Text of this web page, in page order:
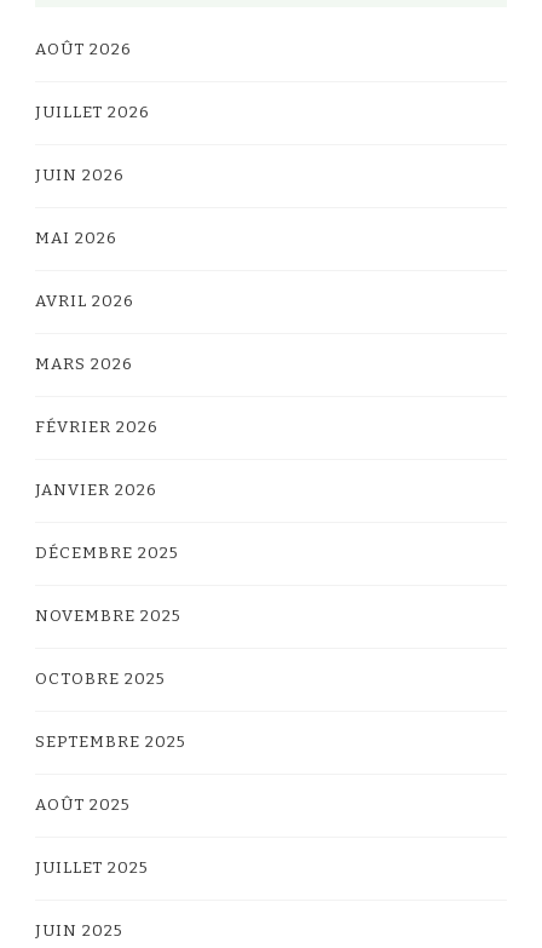
AOÛT 2026
JUILLET 2026
JUIN 2026
MAI 2026
AVRIL 2026
MARS 2026
FÉVRIER 2026
JANVIER 2026
DÉCEMBRE 2025
NOVEMBRE 2025
OCTOBRE 2025
SEPTEMBRE 2025
AOÛT 2025
JUILLET 2025
JUIN 2025